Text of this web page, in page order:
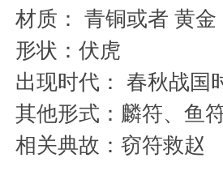
材质： 青铜或者 黄金
形状：伏虎
出现时代： 春秋战国
其他形式：麟符、鱼
相关典故：窃符救赵